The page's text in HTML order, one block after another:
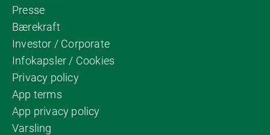
Presse
Bærekraft
Investor / Corporate
Infokapsler / Cookies
Privacy policy
App terms
App privacy policy
Varsling